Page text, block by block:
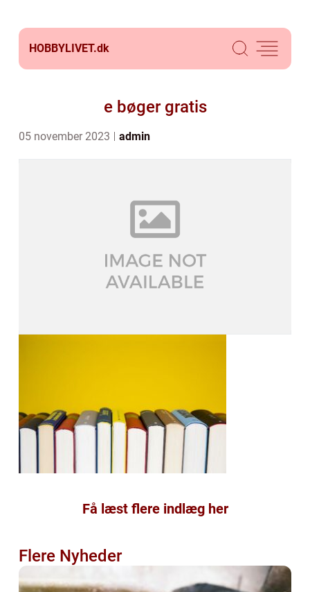
HOBBYLIVET.dk
e bøger gratis
05 november 2023 admin
Få læst flere indlæg her
Flere Nyheder